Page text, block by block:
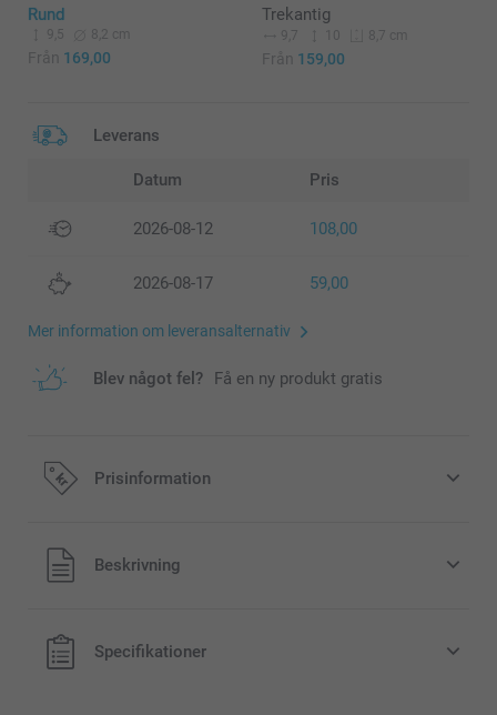
Rund
9,5 8,2 cm
Från 169,00
Trekantig
9,7 10 8,7 cm
Från 159,00
Leverans
Datum Pris
2026-08-12 108,00
2026-08-17 59,00
Mer information om leveransalternativ
Blev något fel? Få en ny produkt gratis
Prisinformation
Alla priser är i svenska kronor (SEK), inklusive moms och
exklusive porto.
Beskrivning
Specifikationer